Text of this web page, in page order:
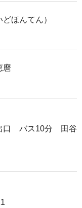
ほんてん）
麿
出口 バス10分 田谷